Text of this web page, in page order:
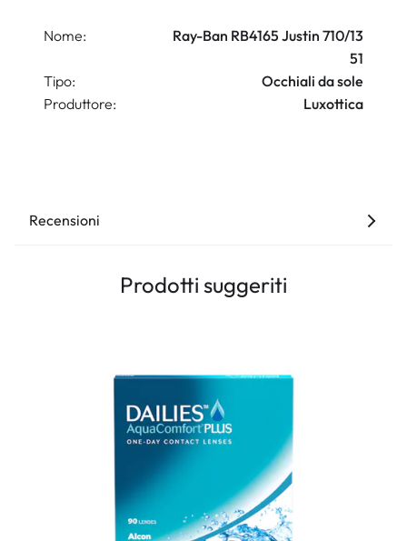
Nome:
Ray-Ban RB4165 Justin 710/13
51
Tipo:
Occhiali da sole
Produttore:
Luxottica
Recensioni
Prodotti suggeriti